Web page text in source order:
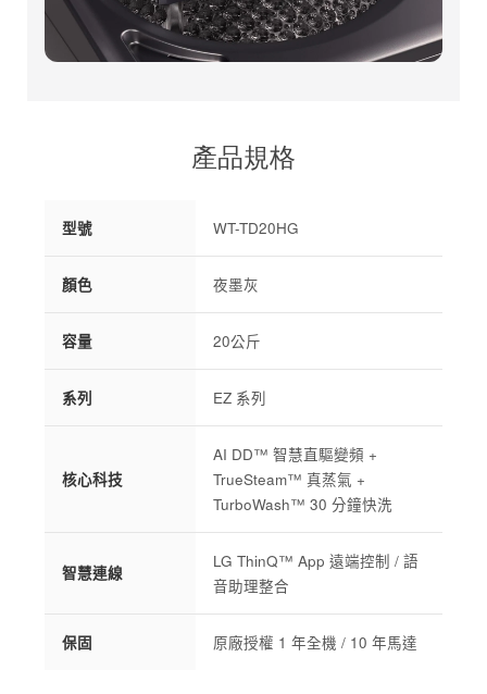
產品規格
型號 WT-TD20HG
顏色 夜墨灰
容量 20公斤
系列 EZ 系列
核心科技
AI DD™ 智慧直驅變頻 +
TrueSteam™ 真蒸氣 +
TurboWash™ 30 分鐘快洗
智慧連線
LG ThinQ™ App 遠端控制 / 語
音助理整合
保固 原廠授權 1 年全機 / 10 年馬達